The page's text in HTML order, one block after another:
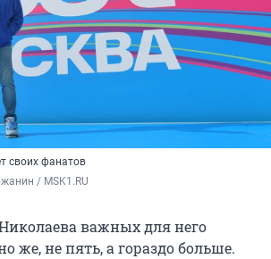
своих фанатов
/ MSK1.RU
важных для него
же, не пять, а гораздо больше.